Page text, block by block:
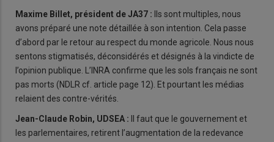
Maxime Billet, président de JA37 :
Ils sont multiples, nous
avons préparé une note détaillée à son intention. Cela passe
d’abord par le retour au respect du monde agricole. Nous nous
sentons stigmatisés, déconsidérés et désignés à la vindicte de
l’opinion publique. L’INRA confirme que les sols français ne sont
pas morts (NDLR cf. article page 12). Et pourtant les médias
relaient des contre-vérités.
Jean-Claude Robin, UDSEA :
Il faut que le gouvernement et
les parlementaires, retirent l’augmentation de la redevance